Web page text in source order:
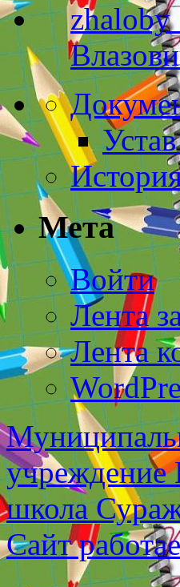
Мета
Войти
Лента
Лента
учреждение
школа
Сайт